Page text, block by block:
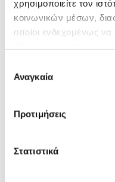
χρησιμοποιείτε τον
κοινωνικών μέσων,
οποίοι ενδεχομένως
των υπηρεσιών τους.
συγκατάθεσης
Αναγκαία
Προτιμήσεις
Στατιστικά